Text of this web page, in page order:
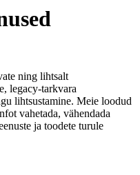
ning lihtsalt
legacy-tarkvara
lihtsustamine. Meie loodud
vahetada, vähendada
ja toodete turule